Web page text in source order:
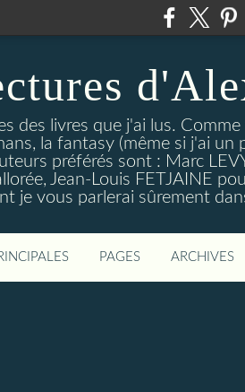
des livres que j'ai lus.
la fantasy (même si j'ai un
préférés sont : Marc
Jean-Louis FETJAINE
je vous parlerai sûrement
PAGES ARCHIVES